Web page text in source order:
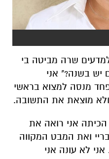
שרה מביטה בי
יש בשנה?" אני
מנסה למצוא בראשי
אני רואה את
ואת המבט המקווה
לא עונה אני